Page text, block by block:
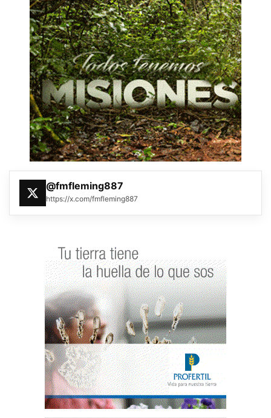
@fmfleming887
https://x.com/fmfleming887